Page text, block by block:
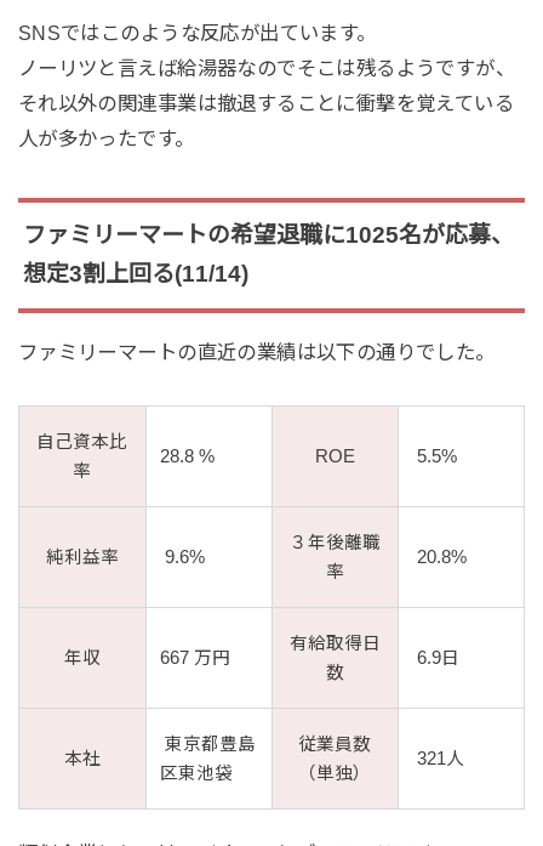
SNSではこのような反応が出ています。
ノーリツと言えば給湯器なのでそこは残るようですが、
それ以外の関連事業は撤退することに衝撃を覚えている
人が多かったです。
ファミリーマートの希望退職に1025名が応募、
想定3割上回る(11/14)
ファミリーマートの直近の業績は以下の通りでした。
自己資本比
率
28.8 % ROE 5.5%
純利益率 9.6%
３年後離職
率
20.8%
年収 667 万円
有給取得日
数
6.9日
本社
東京都豊島
区東池袋
従業員数
（単独）
321人